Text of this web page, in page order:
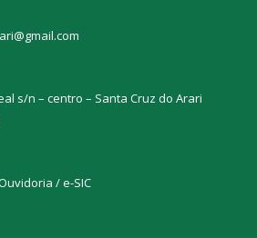
s/n – centro – Santa Cruz do Arari
/ e-SIC